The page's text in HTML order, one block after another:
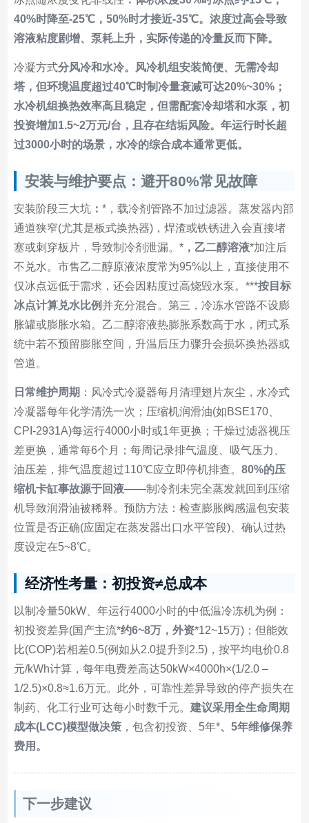
40%时降至-25℃，50%时才接近-35℃。浓度过高会导致
溶液粘度剧增、泵耗上升，实际传递的冷量反而下降。
冷凝方式分风冷和水冷。风冷机组安装简便、无需冷却
塔，但环境温度超过40℃时制冷量衰减可达20%~30%；
水冷机组换热效率高且稳定，但需配套冷却塔和水泵，初
投资增加1.5~2万元/台，且存在结垢风险。年运行时长超
过3000小时的场景，水冷的综合成本通常更低。
安装与维护要点：避开80%常见故障
安装阶段三大坑： *，载冷剂管路不加过滤器。蒸发器内部
通道狭窄(尤其是板式换热器)，焊渣或铁锈进入会直接堵
塞或刺穿板片，导致制冷剂泄漏。*，乙二醇溶液*加注后
不兑水。市售乙二醇原液浓度常为95%以上，直接使用不
仅冰点远低于需求，还会因粘度过高烧毁水泵。***按目标
冰点计算兑水比例 并充分混合。第三，冷冻水管路不设膨
胀罐或膨胀水箱。乙二醇溶液热膨胀系数高于水，闭式系
统中若不预留膨胀空间，升温后压力骤升会损坏换热器或
管道。
日常维护周期 ：风冷式冷凝器每月清理翅片灰尘，水冷式
冷凝器每年化学清洗一次；压缩机润滑油(如BSE170、
CPI-2931A)每运行4000小时或1年更换；干燥过滤器视压
差更换，通常每6个月；每周记录排气温度、吸气压力、
油压差，排气温度超过110℃应立即停机排查。 80%的压
缩机卡缸事故源于回液——制冷剂未完全蒸发就回到压缩
机导致润滑油被稀释。预防方法：检查膨胀阀感温包安装
位置是否正确(应固定在蒸发器出口水平管段)、确认过热
度设定在5~8℃。
经济性考量：初投资≠总成本
以制冷量50kW、年运行4000小时的中低温冷冻机为例：
初投资差异(国产主流*约6~8万，外资*12~15万)；但能效
比(COP)若相差0.5(例如从2.0提升到2.5)，按平均电价0.8
元/kWh计算，每年电费差高达50kW×4000h×(1/2.0 –
1/2.5)×0.8≈1.6万元。此外，可靠性差异导致的停产损失在
制药、化工行业可达每小时数千元。 建议采用全生命周期
成本(LCC)模型做决策，包含初投资、5年*、5年维修保养
费用。
下一步建议